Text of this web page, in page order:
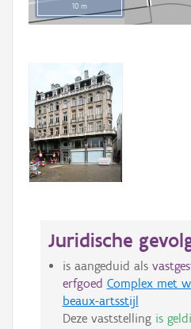
10 m
Juridische
is aangeduid als
erfgoed Complex met
beaux-artsstijl
Deze vaststelling is